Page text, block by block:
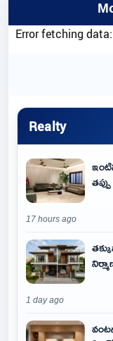
Error fetching
Realty
17 hours ago
1 day ago